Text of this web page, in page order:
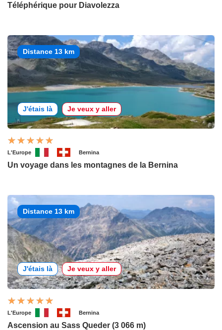
Téléphérique pour Diavolezza
Distance 13 km
J'étais là Je veux y aller
L'Europe Bernina
Un voyage dans les montagnes de la Bernina
Distance 13 km
J'étais là Je veux y aller
L'Europe Bernina
Ascension au Sass Queder (3 066 m)